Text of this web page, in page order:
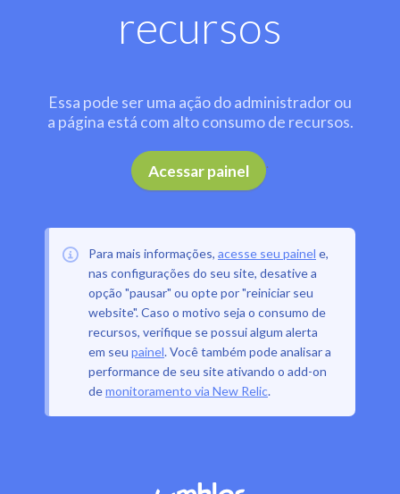
recursos
Essa pode ser uma ação do administrador ou
a página está com alto consumo de recursos.
Acessar painel .
Para mais informações, acesse seu painel e,
nas configurações do seu site, desative a
opção "pausar" ou opte por "reiniciar seu
website". Caso o motivo seja o consumo de
recursos, verifique se possui algum alerta
em seu painel. Você também pode analisar a
performance de seu site ativando o add-on
demonitoramento via New Relic.